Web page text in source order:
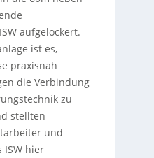
aufgelockert.
ist es,
praxisnah
die Verbindung
zu
stellten
und
hier